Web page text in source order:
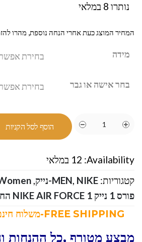
נותרו 8 במלאי
המחיר המוצג כעת אחרי הנחה נוספת, מהרו
מידה
בחר אישה או גבר
הוסף לסל הקניות
Availability: 12 במלאי
קטגוריות:
MEN, NIKE-נייק ,
פורס 1 נייק NIKE AIR FORCE 1 החל מ 249₪
מבצע מטורף ,כל ההנחות